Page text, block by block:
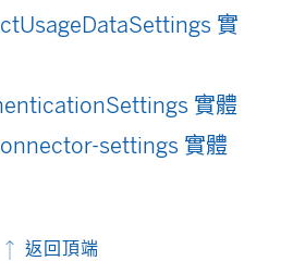
實
實體
settings 實體
返回頂端